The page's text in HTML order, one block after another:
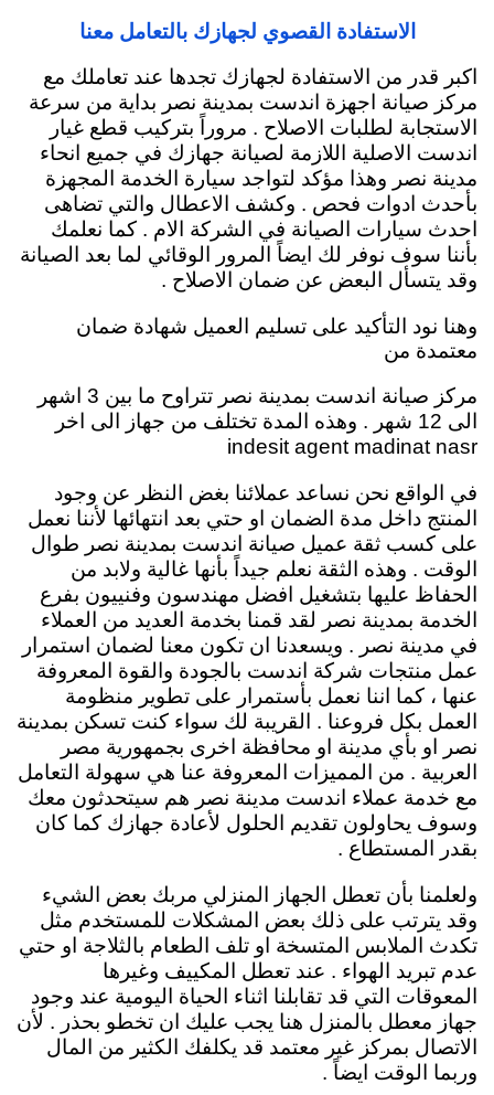
الاستفادة القصوي لجهازك بالتعامل معنا
اكبر قدر من الاستفادة لجهازك تجدها عند تعاملك مع
مركز صيانة اجهزة اندست بمدينة نصر بداية من سرعة
الاستجابة لطلبات الاصلاح . مروراً بتركيب قطع غيار
اندست الاصلية اللازمة لصيانة جهازك في جميع انحاء
مدينة نصر وهذا مؤكد لتواجد سيارة الخدمة المجهزة
بأحدث ادوات فحص . وكشف الاعطال والتي تضاهى
احدث سيارات الصيانة في الشركة الام . كما نعلمك
بأننا سوف نوفر لك ايضاً المرور الوقائي لما بعد الصيانة
وقد يتسأل البعض عن ضمان الاصلاح .
وهنا نود التأكيد على تسليم العميل شهادة ضمان
معتمدة من
مركز صيانة اندست بمدينة نصر تتراوح ما بين 3 اشهر
الى 12 شهر . وهذه المدة تختلف من جهاز الى اخر
indesit agent madinat nasr
في الواقع نحن نساعد عملائنا بغض النظر عن وجود
المنتج داخل مدة الضمان او حتي بعد انتهائها لأننا نعمل
على كسب ثقة عميل صيانة اندست بمدينة نصر طوال
الوقت . وهذه الثقة نعلم جيداً بأنها غالية ولابد من
الحفاظ عليها بتشغيل افضل مهندسون وفنييون بفرع
الخدمة بمدينة نصر لقد قمنا بخدمة العديد من العملاء
في مدينة نصر . ويسعدنا ان تكون معنا لضمان استمرار
عمل منتجات شركة اندست بالجودة والقوة المعروفة
عنها ، كما اننا نعمل بأستمرار على تطوير منظومة
العمل بكل فروعنا . القريبة لك سواء كنت تسكن بمدينة
نصر او بأي مدينة او محافظة اخرى بجمهورية مصر
العربية . من المميزات المعروفة عنا هي سهولة التعامل
مع خدمة عملاء اندست مدينة نصر هم سيتحدثون معك
وسوف يحاولون تقديم الحلول لأعادة جهازك كما كان
بقدر المستطاع .
ولعلمنا بأن تعطل الجهاز المنزلي مربك بعض الشيء
وقد يترتب على ذلك بعض المشكلات للمستخدم مثل
تكدث الملابس المتسخة او تلف الطعام بالثلاجة او حتي
عدم تبريد الهواء . عند تعطل المكييف وغيرها
المعوقات التي قد تقابلنا اثناء الحياة اليومية عند وجود
جهاز معطل بالمنزل هنا يجب عليك ان تخطو بحذر . لأن
الاتصال بمركز غير معتمد قد يكلفك الكثير من المال
وربما الوقت ايضاً .